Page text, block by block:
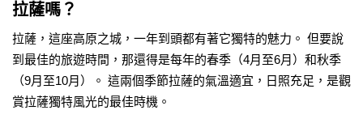
拉薩嗎？
拉薩，這座高原之城，一年到頭都有著它獨特的魅力。 但要說
到最佳的旅遊時間，那還得是每年的春季（4月至6月）和秋季
（9月至10月）。 這兩個季節拉薩的氣溫適宜，日照充足，是觀
賞拉薩獨特風光的最佳時機。